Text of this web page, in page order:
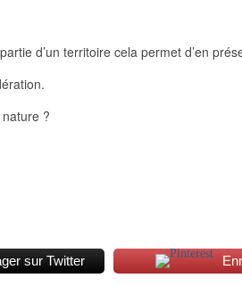
d’un territoire cela permet d’en
?
sur Twitter